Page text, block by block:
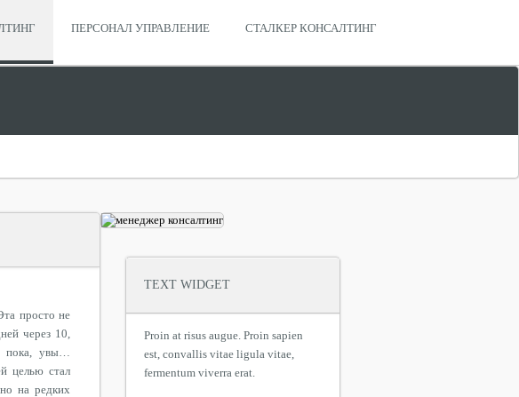
ПЕРСОНАЛ УПРАВЛЕНИЕ СТАЛКЕР КОНСАЛТИНГ
просто не
через 10,
пока, увы…
целью стал
на редких
TEXT WIDGET
Proin at risus augue. Proin sapien
est, convallis vitae ligula vitae,
fermentum viverra erat.